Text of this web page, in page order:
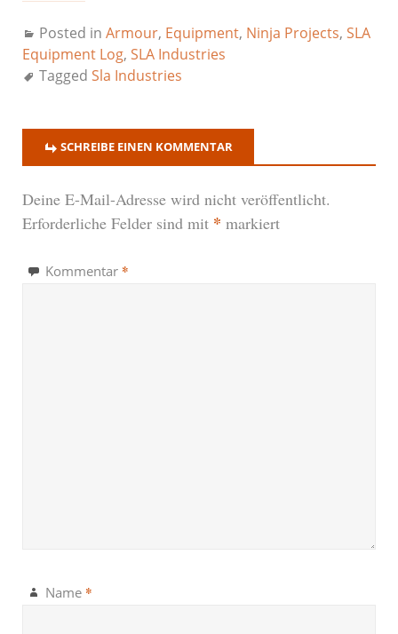
Posted in Armour, Equipment, Ninja Projects, SLA
Equipment Log, SLA Industries
Tagged Sla Industries
SCHREIBE EINEN KOMMENTAR
Deine E-Mail-Adresse wird nicht veröffentlicht.
Erforderliche Felder sind mit * markiert
Kommentar *
Name *